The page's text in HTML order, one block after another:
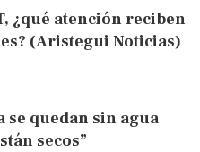
¿qué atención reciben
(Aristegui Noticias)
se quedan sin agua
secos”